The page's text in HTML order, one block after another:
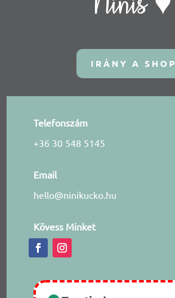
IRÁNY A SHOP
Telefonszám
+36 30 548 5145
Email
hello@ninikucko.hu
Kövess Minket